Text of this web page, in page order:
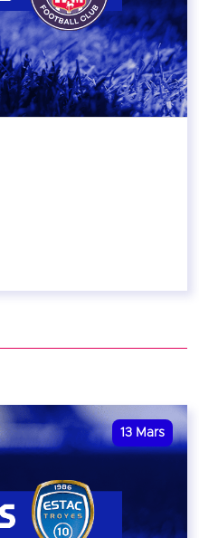
13 Mars